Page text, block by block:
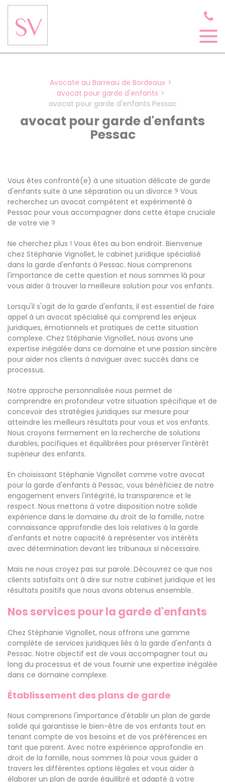
Avocate au Barreau de Bordeaux
avocat pour garde d'enfants
avocat pour garde d'enfants Pessac
avocat pour garde d'enfants
Pessac
Vous êtes confronté(e) à une situation délicate de garde
d'enfants suite à une séparation ou un divorce ? Vous
recherchez un avocat compétent et expérimenté à
Pessac pour vous accompagner dans cette étape cruciale
de votre vie ?
Ne cherchez plus ! Vous êtes au bon endroit. Bienvenue
chez Stéphanie Vignollet, le cabinet juridique spécialisé
dans la garde d'enfants à Pessac. Nous comprenons
l'importance de cette question et nous sommes là pour
vous aider à trouver la meilleure solution pour vos enfants.
Lorsqu'il s'agit de la garde d'enfants, il est essentiel de faire
appel à un avocat spécialisé qui comprend les enjeux
juridiques, émotionnels et pratiques de cette situation
complexe. Chez Stéphanie Vignollet, nous avons une
expertise inégalée dans ce domaine et une passion sincère
pour aider nos clients à naviguer avec succès dans ce
processus.
Notre approche personnalisée nous permet de
comprendre en profondeur votre situation spécifique et de
concevoir des stratégies juridiques sur mesure pour
atteindre les meilleurs résultats pour vous et vos enfants.
Nous croyons fermement en la recherche de solutions
durables, pacifiques et équilibrées pour préserver l'intérêt
supérieur des enfants.
En choisissant Stéphanie Vignollet comme votre avocat
pour la garde d'enfants à Pessac, vous bénéficiez de notre
engagement envers l'intégrité, la transparence et le
respect. Nous mettons à votre disposition notre solide
expérience dans le domaine du droit de la famille, notre
connaissance approfondie des lois relatives à la garde
d'enfants et notre capacité à représenter vos intérêts
avec détermination devant les tribunaux si nécessaire.
Mais ne nous croyez pas sur parole. Découvrez ce que nos
clients satisfaits ont à dire sur notre cabinet juridique et les
résultats positifs que nous avons obtenus ensemble.
Nos services pour la garde d'enfants
Chez Stéphanie Vignollet, nous offrons une gamme
complète de services juridiques liés à la garde d'enfants à
Pessac. Notre objectif est de vous accompagner tout au
long du processus et de vous fournir une expertise inégalée
dans ce domaine complexe.
Établissement des plans de garde
Nous comprenons l'importance d'établir un plan de garde
solide qui garantisse le bien-être de vos enfants tout en
tenant compte de vos besoins et de vos préférences en
tant que parent. Avec notre expérience approfondie en
droit de la famille, nous sommes là pour vous guider à
travers les différentes options légales et vous aider à
élaborer un plan de garde équilibré et adapté à votre
Panneau de gestion des cookies